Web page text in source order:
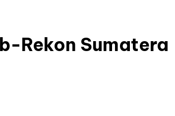
Rekon Sumatera